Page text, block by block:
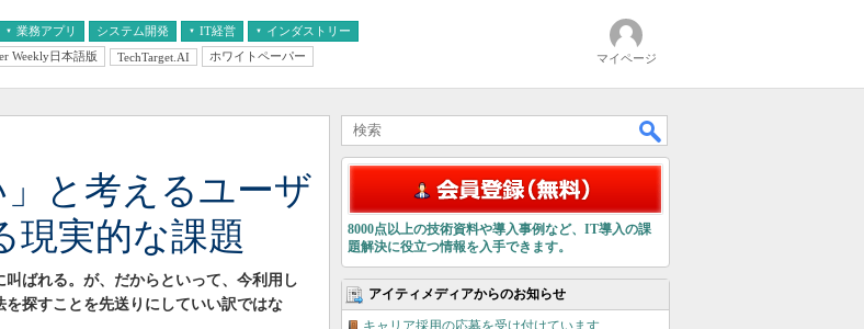
業務アプリ システム開発 IT経営
IT
インダストリー
医療IT
Weekly日本語版 TechTarget.AI ホワイトペーパー マイページ
」と考えるユーザ
現実的な課題
ばれる。が、だからといって、今利用し
探すことを先送りにしていい訳ではな
8000点以上の技術資料や導入事例など、IT導入の課
題解決に役立つ情報を入手できます。
アイティメディアからのお知らせ
キャリア採用の応募を受け付けています